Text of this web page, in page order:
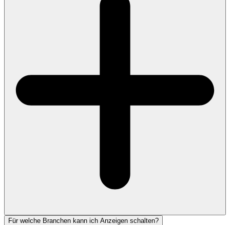
Für welche Branchen kann ich Anzeigen schalten?